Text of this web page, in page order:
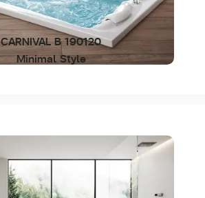
CARNIVAL B 190120
Minimal Style